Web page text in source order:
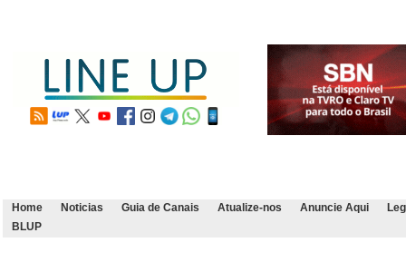
Home Noticias Guia de Canais Atualize-nos Anuncie Aqui
BLUP